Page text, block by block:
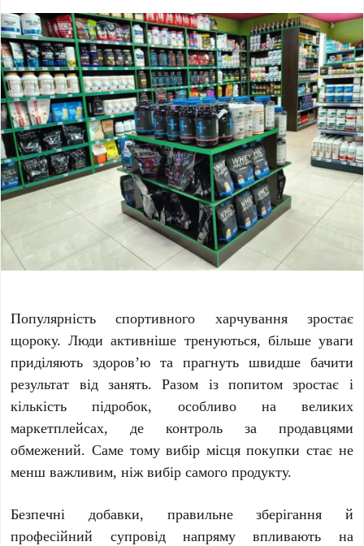
Популярність спортивного харчування зростає
щороку. Люди активніше тренуються, більше уваги
приділяють здоров’ю та прагнуть швидше бачити
результат від занять. Разом із попитом зростає і
кількість підробок, особливо на великих
маркетплейсах, де контроль за продавцями
обмежений. Саме тому вибір місця покупки стає не
менш важливим, ніж вибір самого продукту.
Безпечні добавки, правильне зберігання й
професійний супровід напряму впливають на